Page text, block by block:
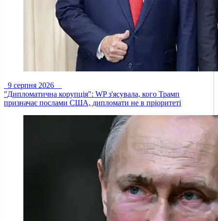
9 серпня 2026
"Дипломатична корупція": WP з'ясувала, кого Трамп
призначає послами США, дипломати не в пріоритеті